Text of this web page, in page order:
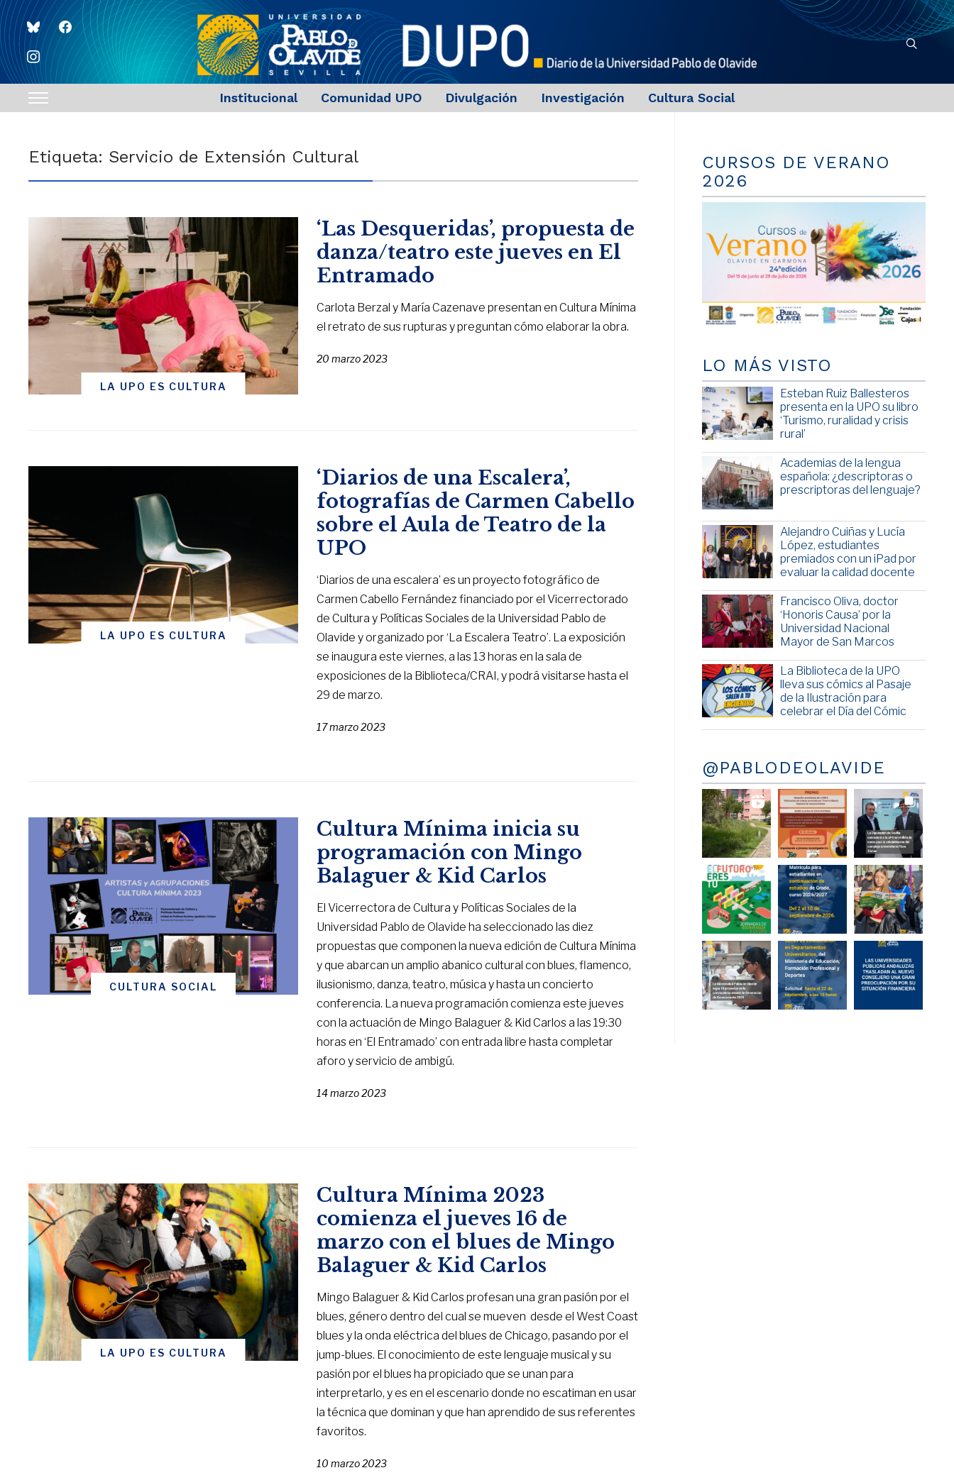
blueskyfacebook
instagram
Toggle
navigation
Institucional Comunidad UPO Divulgación Investigación Cultura Social
Etiqueta: Servicio de Extensión Cultural
LA UPO ES CULTURA
‘Las Desqueridas’, propuesta de
danza/teatro este jueves en El
Entramado
Carlota Berzal y María Cazenave presentan en Cultura Mínima
el retrato de sus rupturas y preguntan cómo elaborar la obra.
20 marzo 2023
LA UPO ES CULTURA
‘Diarios de una Escalera’,
fotografías de Carmen Cabello
sobre el Aula de Teatro de la
UPO
‘Diarios de una escalera’ es un proyecto fotográfico de
Carmen Cabello Fernández financiado por el Vicerrectorado
de Cultura y Políticas Sociales de la Universidad Pablo de
Olavide y organizado por ‘La Escalera Teatro’. La exposición
se inaugura este viernes, a las 13 horas en la sala de
exposiciones de la Biblioteca/CRAI, y podrá visitarse hasta el
29 de marzo.
17 marzo 2023
CULTURA SOCIAL
Cultura Mínima inicia su
programación con Mingo
Balaguer & Kid Carlos
El Vicerrectora de Cultura y Políticas Sociales de la
Universidad Pablo de Olavide ha seleccionado las diez
propuestas que componen la nueva edición de Cultura Mínima
y que abarcan un amplio abanico cultural con blues, flamenco,
ilusionismo, danza, teatro, música y hasta un concierto
conferencia. La nueva programación comienza este jueves
con la actuación de Mingo Balaguer & Kid Carlos a las 19:30
horas en ‘El Entramado’ con entrada libre hasta completar
aforo y servicio de ambigú.
14 marzo 2023
LA UPO ES CULTURA
Cultura Mínima 2023
comienza el jueves 16 de
marzo con el blues de Mingo
Balaguer & Kid Carlos
Mingo Balaguer & Kid Carlos profesan una gran pasión por el
blues, género dentro del cual se mueven desde el West Coast
blues y la onda eléctrica del blues de Chicago, pasando por el
jump-blues. El conocimiento de este lenguaje musical y su
pasión por el blues ha propiciado que se unan para
interpretarlo, y es en el escenario donde no escatiman en usar
la técnica que dominan y que han aprendido de sus referentes
favoritos.
10 marzo 2023
CURSOS DE VERANO
2026
LO MÁS VISTO
Esteban Ruiz Ballesteros
presenta en la UPO su libro
‘Turismo, ruralidad y crisis
rural’
Academias de la lengua
española: ¿descriptoras o
prescriptoras del lenguaje?
Alejandro Cuiñas y Lucía
López, estudiantes
premiados con un iPad por
evaluar la calidad docente
Francisco Oliva, doctor
‘Honoris Causa’ por la
Universidad Nacional
Mayor de San Marcos
La Biblioteca de la UPO
lleva sus cómics al Pasaje
de la Ilustración para
celebrar el Día del Cómic
@PABLODEOLAVIDE